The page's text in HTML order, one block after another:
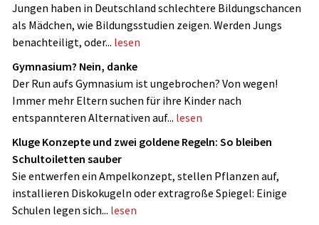
Jungen haben in Deutschland schlechtere Bildungschancen
als Mädchen, wie Bildungsstudien zeigen. Werden Jungs
benachteiligt, oder... lesen
Gymnasium? Nein, danke
Der Run aufs Gymnasium ist ungebrochen? Von wegen!
Immer mehr Eltern suchen für ihre Kinder nach
entspannteren Alternativen auf... lesen
Kluge Konzepte und zwei goldene Regeln: So bleiben
Schultoiletten sauber
Sie entwerfen ein Ampelkonzept, stellen Pflanzen auf,
installieren Diskokugeln oder extragroße Spiegel: Einige
Schulen legen sich... lesen